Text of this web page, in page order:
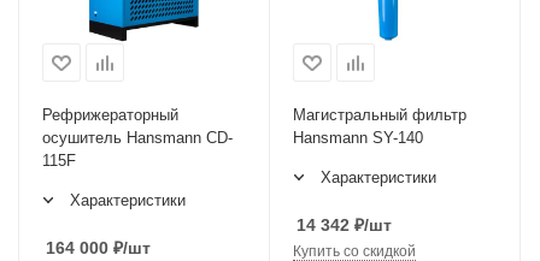
Рефрижераторный
осушитель Hansmann CD-
115F
Характеристики
164 000 ₽/шт
Магистральный фильтр
Hansmann SY-140
Характеристики
14 342 ₽/шт
Купить со скидкой